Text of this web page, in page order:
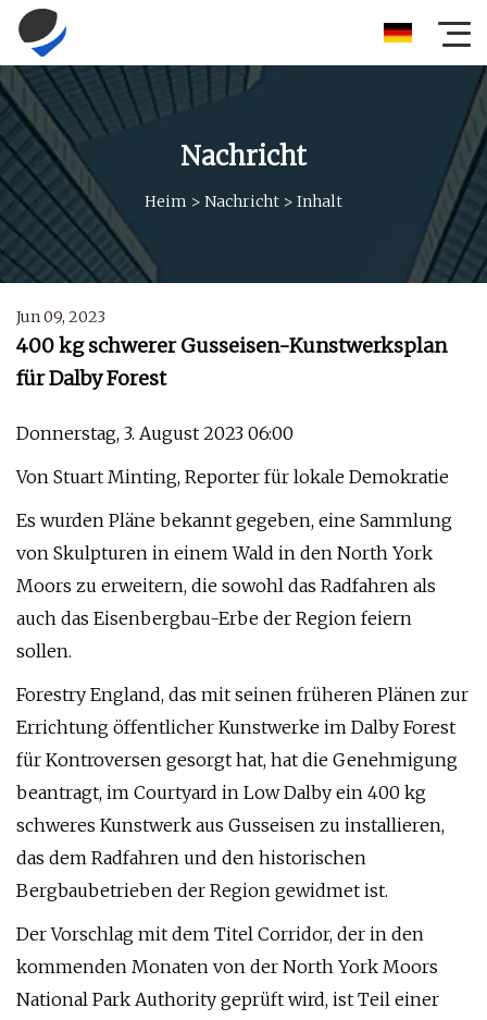
Nachricht
Heim > Nachricht > Inhalt
Jun 09, 2023
400 kg schwerer Gusseisen-Kunstwerksplan
für Dalby Forest
Donnerstag, 3. August 2023 06:00
Von Stuart Minting, Reporter für lokale Demokratie
Es wurden Pläne bekannt gegeben, eine Sammlung
von Skulpturen in einem Wald in den North York
Moors zu erweitern, die sowohl das Radfahren als
auch das Eisenbergbau-Erbe der Region feiern
sollen.
Forestry England, das mit seinen früheren Plänen zur
Errichtung öffentlicher Kunstwerke im Dalby Forest
für Kontroversen gesorgt hat, hat die Genehmigung
beantragt, im Courtyard in Low Dalby ein 400 kg
schweres Kunstwerk aus Gusseisen zu installieren,
das dem Radfahren und den historischen
Bergbaubetrieben der Region gewidmet ist.
Der Vorschlag mit dem Titel Corridor, der in den
kommenden Monaten von der North York Moors
National Park Authority geprüft wird, ist Teil einer